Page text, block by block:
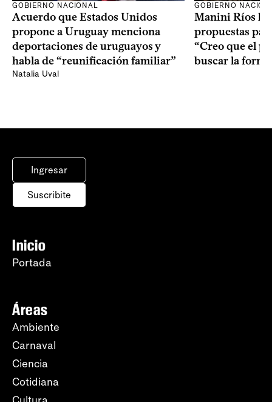
GOBIERNO NACIONAL
Acuerdo que Estados Unidos
propone a Uruguay menciona
deportaciones de uruguayos y
habla de “reunificación familiar”
Natalia Uval
GOBIERNO
Manini Ríos le
propuestas
“Creo que el
buscar la
Ingresar
Suscribite
Inicio
Portada
Áreas
Ambiente
Carnaval
Ciencia
Cotidiana